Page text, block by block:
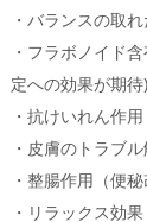
・バランスの取
・フラボノイド
定への効果が期待)
・抗けいれん作
・皮膚のトラブ
・整腸作用（便
・リラックス効